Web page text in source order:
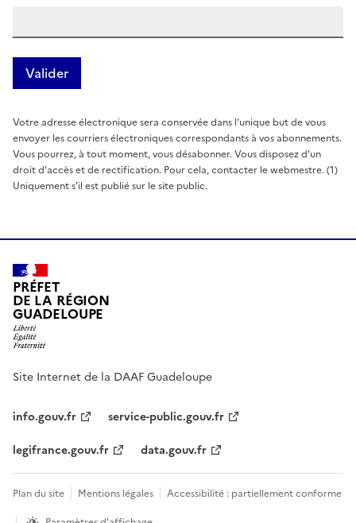
Votre adresse électronique sera conservée dans l'unique but de vous
envoyer les courriers électroniques correspondants à vos abonnements.
Vous pourrez, à tout moment, vous désabonner. Vous disposez d'un
droit d'accès et de rectification. Pour cela, contacter le webmestre. (1)
Uniquement s'il est publié sur le site public.
PRÉFET
DE LA RÉGION
GUADELOUPE
Site Internet de la DAAF Guadeloupe
info.gouv.fr
service-public.gouv.fr
legifrance.gouv.fr
data.gouv.fr
Plan du site Mentions légales
Accessibilité : partiellement conforme